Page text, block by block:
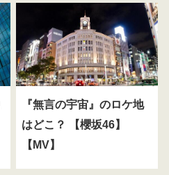
『無言の宇宙』のロケ地
はどこ？ 【櫻坂46】
【MV】